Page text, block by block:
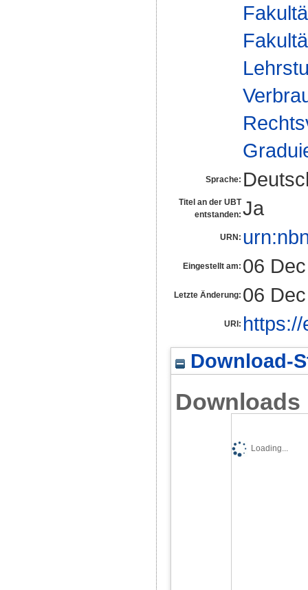
Sprache:
Titel an der UBT
entstanden: Ja
URN:
Eingestellt am: 06
Letzte Änderung: 06
URI:
Download-
Downloads
Loading...